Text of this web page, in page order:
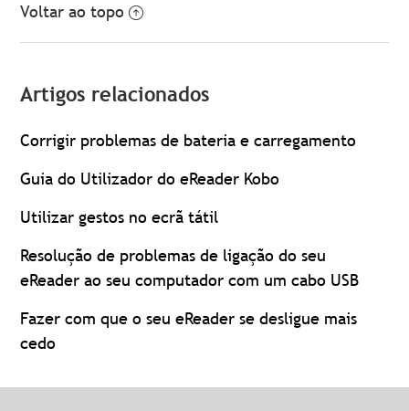
Voltar ao topo
Artigos relacionados
Corrigir problemas de bateria e carregamento
Guia do Utilizador do eReader Kobo
Utilizar gestos no ecrã tátil
Resolução de problemas de ligação do seu
eReader ao seu computador com um cabo USB
Fazer com que o seu eReader se desligue mais
cedo